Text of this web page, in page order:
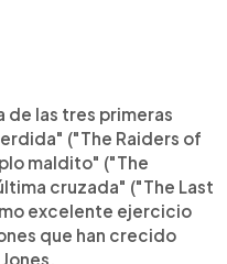
de las tres primeras
("The Raiders of
maldito" ("The
cruzada" ("The Last
excelente ejercicio
que han crecido